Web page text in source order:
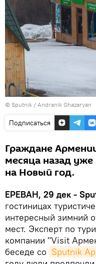
© Sputnik / Andranik Ghazaryan
Подписаться
Граждане
месяца назад
на Новый год.
ЕРЕВАН, 29 дек -
гостиницах
интересный зимний
мест. Эксперт по
компании "Visit
беседе со Sputnik